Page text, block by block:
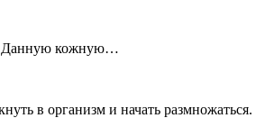
Данную кожную…
в организм и начать